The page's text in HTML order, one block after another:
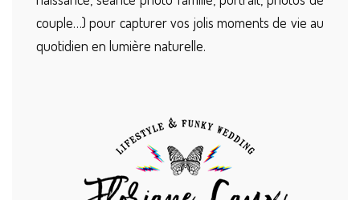
couple…) pour capturer vos jolis moments de vie au
quotidien en lumière naturelle.